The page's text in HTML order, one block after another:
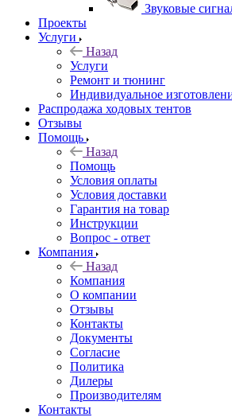
Звуковые
Проекты
Услуги
Назад
Услуги
Ремонт и тюнинг
Индивидуальное
Распродажа ходовых тентов
Отзывы
Помощь
Назад
Помощь
Условия оплаты
Условия доставки
Гарантия на товар
Инструкции
Вопрос - ответ
Компания
Назад
Компания
О компании
Отзывы
Контакты
Документы
Согласие
Политика
Дилеры
Производителям
Контакты